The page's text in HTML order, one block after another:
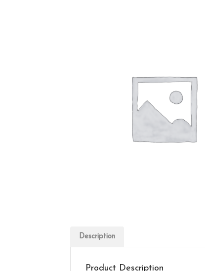
Description
Product Description